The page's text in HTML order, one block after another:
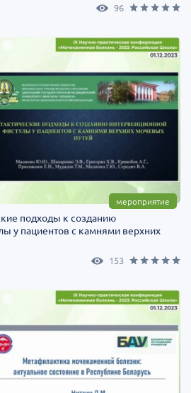
96
мероприятие
подходы к созданию
у пациентов с камнями верхних
153